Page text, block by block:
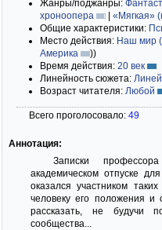
Жанры/поджанры:
хроноопера
| «Мягкая»
Общие характеристики:
Место действия: Наш мир
Америка
))
Время действия: 20 век
Линейность сюжета:
Возраст читателя: Любой
Всего проголосовало: 49
Аннотация:
Записки
академическом отпуске
оказался участником
человеку его положения и
рассказать, не будучи
сообщества...